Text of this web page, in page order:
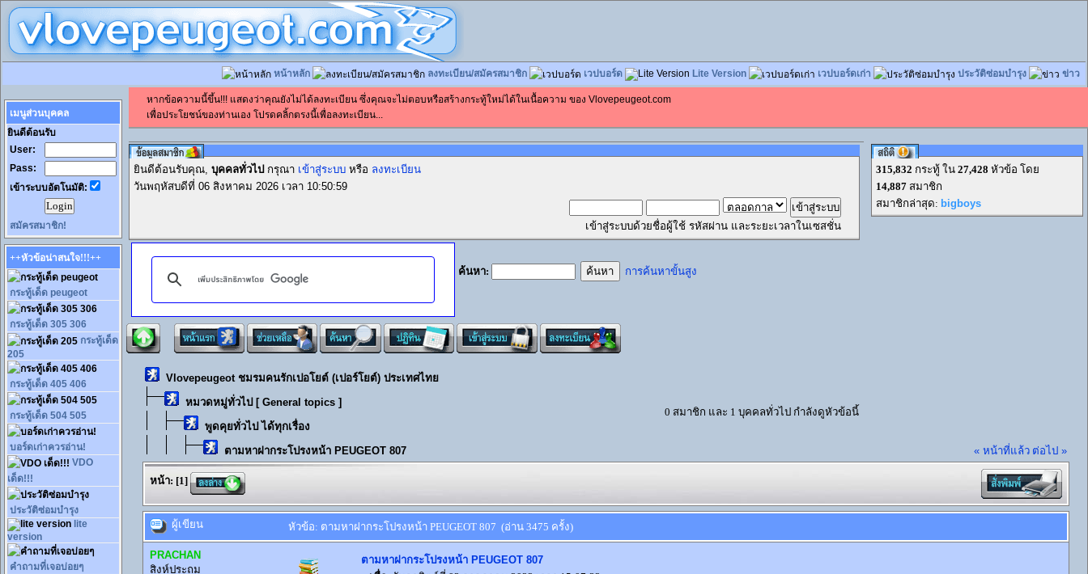
หน้าหลัก ลงทะเบียน/สมัครสมาชิก เวปบอร์ด Lite Version เวปบอร์ดเก่า ประวัติซ่อมบำรุง ข่าว
เมนูส่วนบุคคล
ยินดีต้อนรับ
User:
Pass:
เข้าระบบอัตโนมัติ:
สมัครสมาชิก!
++หัวข้อน่าสนใจ!!!++
กระทู้เด็ด peugeot
กระทู้เด็ด 305 306
กระทู้เด็ด
205
กระทู้เด็ด 405 406
กระทู้เด็ด 504 505
บอร์ดเก่าควรอ่าน!
VDO
เด็ด!!!
ประวัติซ่อมบำรุง
lite
version
คำถามที่เจอบ่อยๆ
หากข้อความนี้ขึ้น!!! แสดงว่าคุณยังไม่ได้ลงทะเบียน ซึ่งคุณจะไม่ตอบหรือสร้างกระทู้ใหม่ได้ในเนื้อความ ของ Vlovepeugeot.com
เพื่อประโยชน์ของท่านเอง โปรดคลิ้กตรงนี้เพื่อลงทะเบียน...
ยินดีต้อนรับคุณ, บุคคลทั่วไป กรุณา เข้าสู่ระบบ หรือ ลงทะเบียน
วันพฤหัสบดีที่ 06 สิงหาคม 2026 เวลา 10:50:59
เข้าสู่ระบบด้วยชื่อผู้ใช้ รหัสผ่าน และระยะเวลาในเซสชั่น
ค้นหา: การค้นหาขั้นสูง
315,832 กระทู้ ใน 27,428 หัวข้อ โดย
14,887 สมาชิก
สมาชิกล่าสุด: bigboys
Vlovepeugeot ชมรมคนรักเปอโยต์ (เปอร์โยต์) ประเทศไทย
หมวดหมู่ทั่วไป [ General topics ]
พูดคุยทั่วไป ได้ทุกเรื่อง
ตามหาฝากระโปรงหน้า PEUGEOT 807
0 สมาชิก และ 1 บุคคลทั่วไป กำลังดูหัวข้อนี้
« หน้าที่แล้ว ต่อไป »
หน้า: [1]
ผู้เขียน หัวข้อ: ตามหาฝากระโปรงหน้า PEUGEOT 807 (อ่าน 3475 ครั้ง)
PRACHAN
สิงห์ประถม
ตามหาฝากระโปรงหน้า PEUGEOT 807